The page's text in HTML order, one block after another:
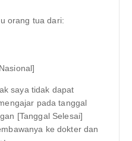
orang tua dari:
saya tidak dapat
pada tanggal
[Tanggal Selesai]
ke dokter dan